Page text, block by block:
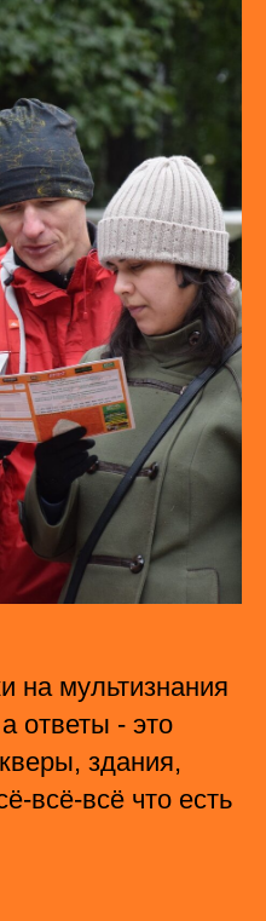
на мультизнания
ответы - это
здания,
всё-всё что есть